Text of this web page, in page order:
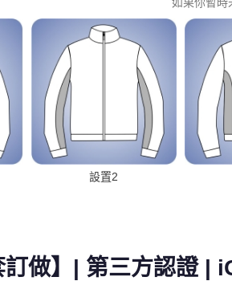
設置2
訂做】| 第三方認證 |